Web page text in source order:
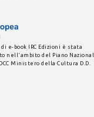
e-book IRC Edizioni è stata
nell'ambito del Piano
Ministero della Cultura D.D.